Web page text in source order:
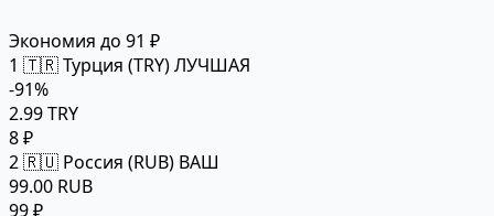
Экономия до 91 ₽
1 🇹🇷 Турция (TRY)ЛУЧШАЯ
-91%
2.99 TRY
8 ₽
2🇷🇺 Россия (RUB) ВАШ
99.00 RUB
99 ₽